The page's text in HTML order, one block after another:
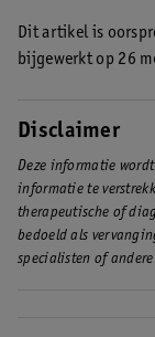
Dit artikel is
bijgewerkt op 26
Disclaimer
Deze informatie
informatie te
therapeutische of
bedoeld als
specialisten of